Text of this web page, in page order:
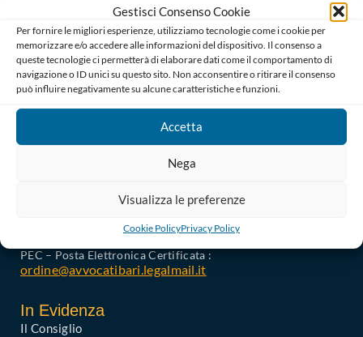
Gestisci Consenso Cookie
Per fornire le migliori esperienze, utilizziamo tecnologie come i cookie per
memorizzare e/o accedere alle informazioni del dispositivo. Il consenso a
queste tecnologie ci permetterà di elaborare dati come il comportamento di
navigazione o ID unici su questo sito. Non acconsentire o ritirare il consenso
può influire negativamente su alcune caratteristiche e funzioni.
Accetta
Nega
Visualizza le preferenze
Cookie PolicyPrivacy Policy
Ordine degli Avvocati di Bari
Palazzo di Giustizia, Piazza De Nicola 70123 BARI
Codice univoco di Fatturazione: UFGAKA
PEC – Posta Elettronica Certificata :
ordine@avvocatibari.legalmail.it
In Evidenza
Il Consiglio